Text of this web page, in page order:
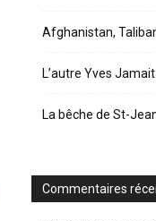
Afghanistan,
L’autre Yves
La bêche de St-
Commentaires